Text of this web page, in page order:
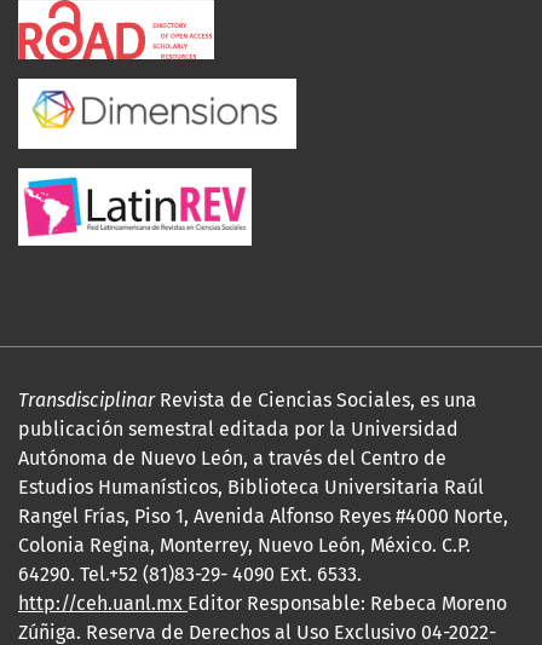
TransdisciplinarRevista de Ciencias Sociales, es una
publicación semestral editada por la Universidad
Autónoma de Nuevo León, a través del Centro de
Estudios Humanísticos, Biblioteca Universitaria Raúl
Rangel Frías, Piso 1, Avenida Alfonso Reyes #4000 Norte,
Colonia Regina, Monterrey, Nuevo León, México. C.P.
64290. Tel.+52 (81)83-29- 4090 Ext. 6533.
http://ceh.uanl.mx Editor Responsable: Rebeca Moreno
Zúñiga. Reserva de Derechos al Uso Exclusivo 04-2022-